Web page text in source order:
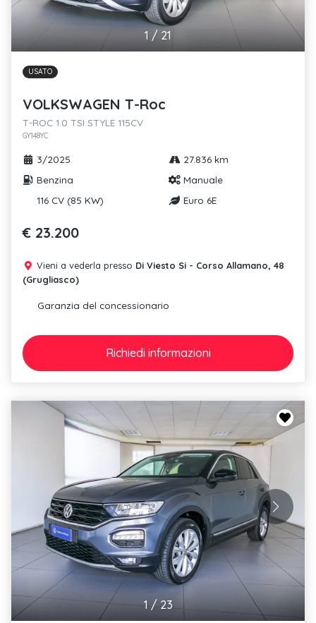
1 / 21
USATO
VOLKSWAGEN T-Roc
T-ROC 1.0 TSI STYLE 115CV
GY148YC
3/2025
27.836 km
Benzina
Manuale
116 CV (85 KW)
Euro 6E
€ 23.200
Vieni a vederla presso Di Viesto Si - Corso Allamano, 48
(Grugliasco)
Garanzia del concessionario
Richiedi informazioni
1/ 23